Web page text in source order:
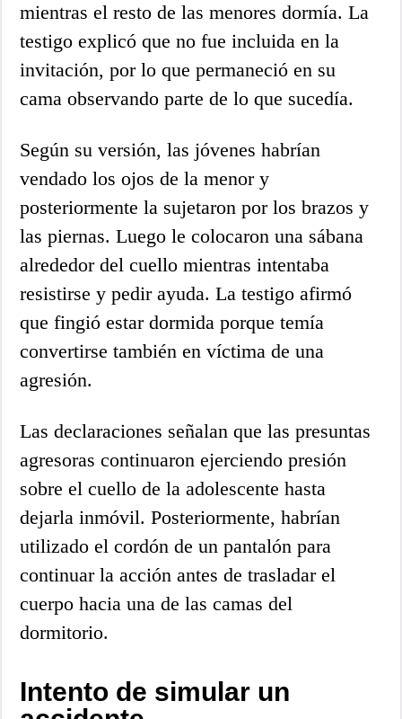
mientras el resto de las menores dormía. La
testigo explicó que no fue incluida en la
invitación, por lo que permaneció en su
cama observando parte de lo que sucedía.
Según su versión, las jóvenes habrían
vendado los ojos de la menor y
posteriormente la sujetaron por los brazos y
las piernas. Luego le colocaron una sábana
alrededor del cuello mientras intentaba
resistirse y pedir ayuda. La testigo afirmó
que fingió estar dormida porque temía
convertirse también en víctima de una
agresión.
Las declaraciones señalan que las presuntas
agresoras continuaron ejerciendo presión
sobre el cuello de la adolescente hasta
dejarla inmóvil. Posteriormente, habrían
utilizado el cordón de un pantalón para
continuar la acción antes de trasladar el
cuerpo hacia una de las camas del
dormitorio.
Intento de simular un